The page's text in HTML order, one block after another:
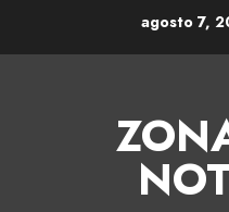
agosto 7,